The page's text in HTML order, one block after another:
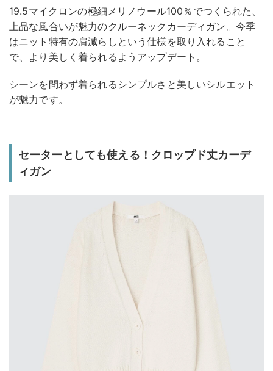
19.5マイクロンの極細メリノウール100％でつくられた、
上品な風合いが魅力のクルーネックカーディガン。今季
はニット特有の肩減らしという仕様を取り入れること
で、より美しく着られるようアップデート。
シーンを問わず着られるシンプルさと美しいシルエット
が魅力です。
セーターとしても使える！クロップド丈カーデ
ィガン